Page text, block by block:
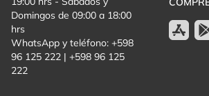
Domingos de 09:00 a 18:00
hrs
WhatsApp y teléfono: +598
96 125 222 | +598 96 125
222